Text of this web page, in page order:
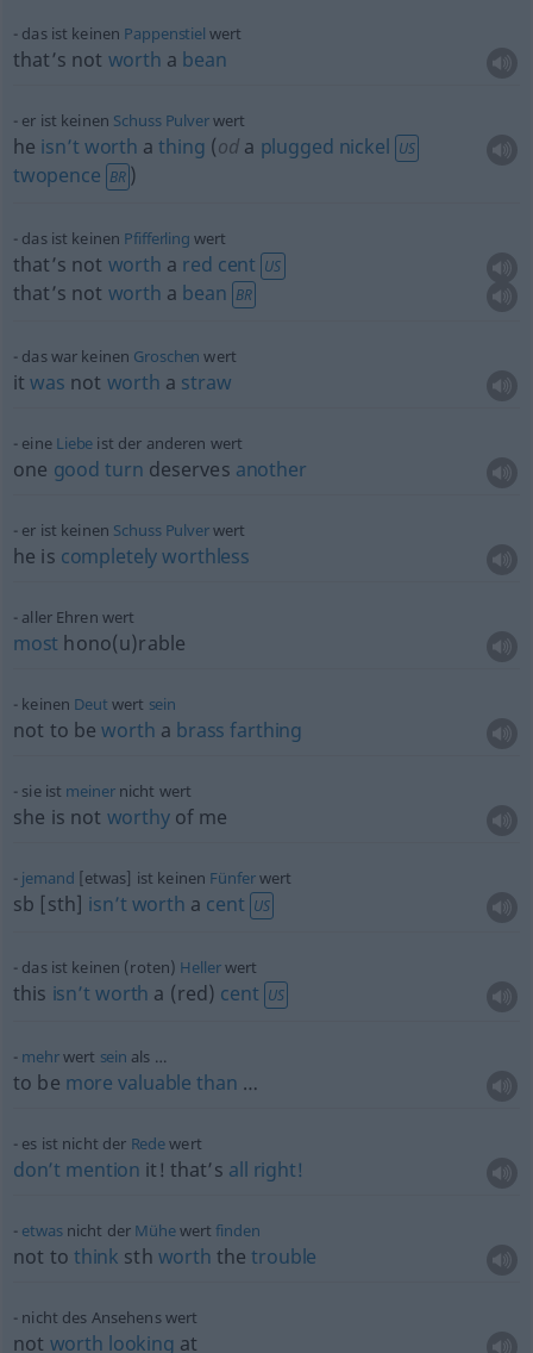
das ist keinen Pappenstiel wert
that’s not worth a bean
er ist keinen Schuss Pulverwert
he isn’t worth athing (od a plugged nickel US
twopence BR )
das ist keinen Pfifferling wert
that’s not worth a red cent US
that’s not worth a bean BR
das war keinen Groschen wert
itwas not worth a straw
eine Liebe ist der anderen wert
one good turn deserves another
er ist keinen Schuss Pulverwert
he is completelyworthless
aller Ehren wert
most hono(u)rable
keinen Deut wert sein
not to beworth a brass farthing
sie ist meinernicht wert
she is not worthyof me
jemand [etwas] ist keinen Fünferwert
sb [sth] isn’t worth a cent US
das ist keinen (roten) Hellerwert
this isn’t worth a (red) cent US
mehrwert sein als …
to be more valuable than …
es ist nicht der Redewert
don’t mention it! that’s all right!
etwasnicht der Mühewertfinden
not to think sth worth thetrouble
nicht des Ansehens wert
not worth looking at